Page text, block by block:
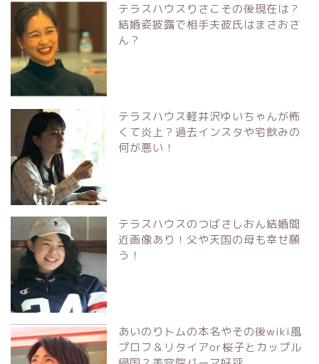
テラスハウスりさこその後現在は？
結婚姿披露で相手夫彼氏はまさおさ
ん？
テラスハウス軽井沢ゆいちゃんが怖
くて炎上？過去インスタや宅飲みの
何が悪い！
テラスハウスのつばさしおん結婚間
近画像あり！父や天国の母も幸せ願
う！
あいのりトムの本名やその後wiki風
プロフ＆リタイアor桜子とカップル